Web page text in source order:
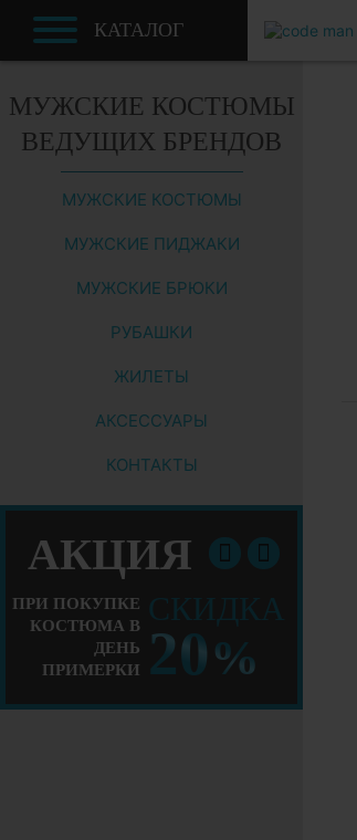
КАТАЛОГ
МУЖСКИЕ КОСТЮМЫ
ВЕДУЩИХ БРЕНДОВ
МУЖСКИЕ КОСТЮМЫ
МУЖСКИЕ ПИДЖАКИ
МУЖСКИЕ БРЮКИ
РУБАШКИ
ЖИЛЕТЫ
АКСЕССУАРЫ
КОНТАКТЫ
АКЦИЯ
ПРИ ПОКУПКЕ
КОСТЮМА В
ДЕНЬ
ПРИМЕРКИ
20%